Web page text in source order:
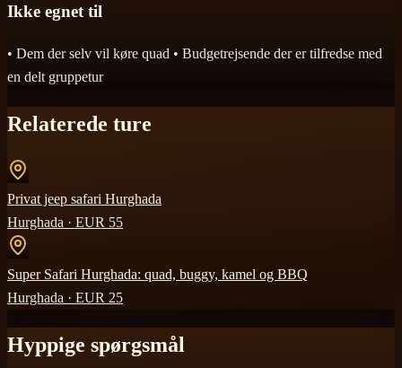
Ikke egnet til
• Dem der selv vil køre quad • Budgetrejsende der er tilfredse med
en delt gruppetur
Relaterede ture
Privat jeep safari Hurghada
Hurghada · EUR 55
Super Safari Hurghada: quad, buggy, kamel og BBQ
Hurghada · EUR 25
Hyppige spørgsmål